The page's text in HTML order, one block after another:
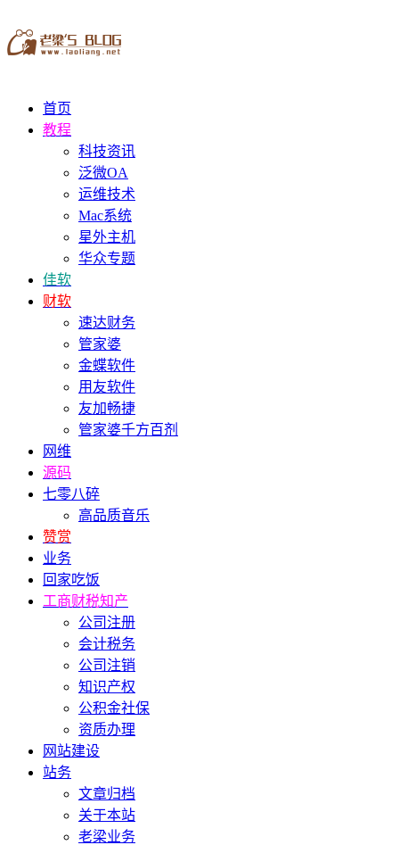
首页
教程
科技资讯
泛微OA
运维技术
Mac系统
星外主机
华众专题
佳软
财软
速达财务
管家婆
金蝶软件
用友软件
友加畅捷
管家婆千方百剂
网维
源码
七零八碎
高品质音乐
赞赏
业务
回家吃饭
工商财税知产
公司注册
会计税务
公司注销
知识产权
公积金社保
资质办理
网站建设
站务
文章归档
关于本站
老梁业务